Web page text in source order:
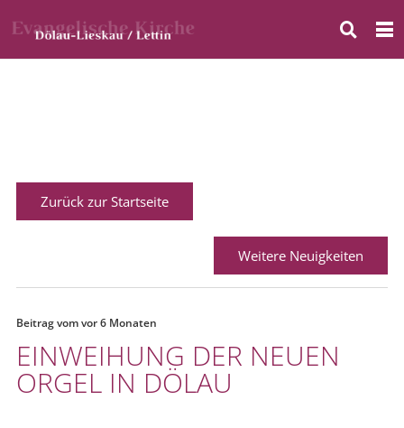
Zurück zur Startseite
Weitere Neuigkeiten
Beitrag vomvor 6 Monaten
EINWEIHUNG DER NEUEN
ORGEL IN DÖLAU